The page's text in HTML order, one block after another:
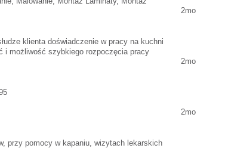
2mo
klienta doświadczenie w pracy na kuchni
i możliwość szybkiego rozpoczęcia pracy
2mo
2mo
przy pomocy w kapaniu, wizytach lekarskich